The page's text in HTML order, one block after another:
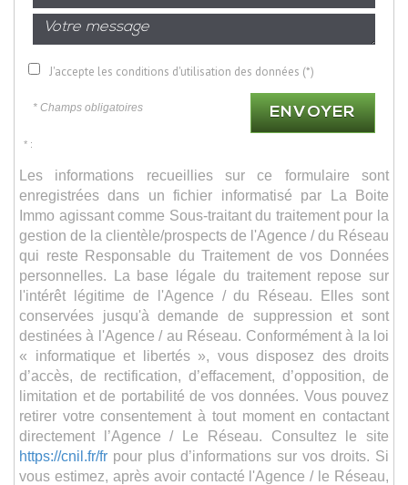
J'accepte les conditions d'utilisation des données (*)
* Champs obligatoires ENVOYER
* :
Les informations recueillies sur ce formulaire sont
enregistrées dans un fichier informatisé par La Boite
Immo agissant comme Sous-traitant du traitement pour la
gestion de la clientèle/prospects de l'Agence / du Réseau
qui reste Responsable du Traitement de vos Données
personnelles. La base légale du traitement repose sur
l'intérêt légitime de l'Agence / du Réseau. Elles sont
conservées jusqu'à demande de suppression et sont
destinées à l'Agence / au Réseau. Conformément à la loi
« informatique et libertés », vous disposez des droits
d’accès, de rectification, d’effacement, d’opposition, de
limitation et de portabilité de vos données. Vous pouvez
retirer votre consentement à tout moment en contactant
directement l’Agence / Le Réseau. Consultez le site
https://cnil.fr/fr pour plus d’informations sur vos droits. Si
vous estimez, après avoir contacté l'Agence / le Réseau,